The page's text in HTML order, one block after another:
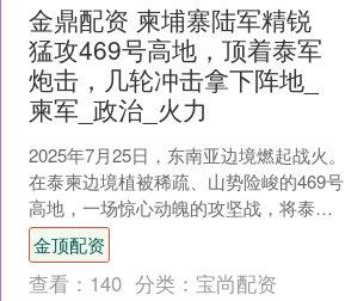
金鼎配资 柬埔寨陆军精锐
猛攻469号高地，顶着泰军
炮击，几轮冲击拿下阵地_
柬军_政治_火力
2025年7月25日，东南亚边境燃起战火。
在泰柬边境植被稀疏、山势险峻的469号
高地，一场惊心动魄的攻坚战，将泰柬
本已紧张的局势推向了新的临界点。柬
埔寨陆军，在....
金顶配资
查看： 140 分类： 宝尚配资